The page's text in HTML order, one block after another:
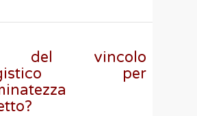
del vincolo
per